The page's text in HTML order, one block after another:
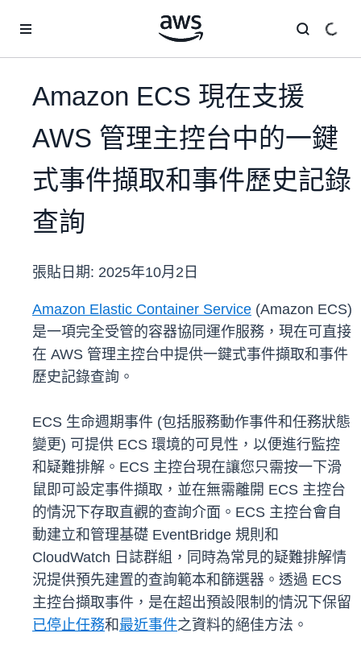
Amazon ECS 現在支援
AWS 管理主控台中的一鍵
式事件擷取和事件歷史記錄
查詢
張貼日期: 2025年10月2日
Amazon Elastic Container Service (Amazon ECS)
是一項完全受管的容器協同運作服務，現在可直接
在 AWS 管理主控台中提供一鍵式事件擷取和事件
歷史記錄查詢。
ECS 生命週期事件 (包括服務動作事件和任務狀態
變更) 可提供 ECS 環境的可見性，以便進行監控
和疑難排解。ECS 主控台現在讓您只需按一下滑
鼠即可設定事件擷取，並在無需離開 ECS 主控台
的情況下存取直觀的查詢介面。ECS 主控台會自
動建立和管理基礎 EventBridge 規則和
CloudWatch 日誌群組，同時為常見的疑難排解情
況提供預先建置的查詢範本和篩選器。透過 ECS
主控台擷取事件，是在超出預設限制的情況下保留
已停止任務和最近事件之資料的絕佳方法。